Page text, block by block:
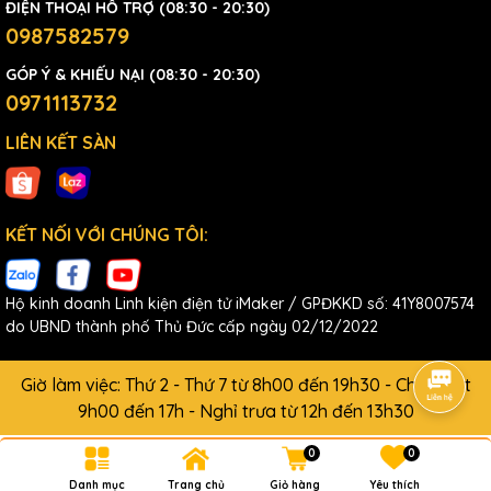
ĐIỆN THOẠI HỖ TRỢ (08:30 - 20:30)
0987582579
GÓP Ý & KHIẾU NẠI (08:30 - 20:30)
0971113732
LIÊN KẾT SÀN
KẾT NỐI VỚI CHÚNG TÔI:
Hộ kinh doanh Linh kiện điện tử iMaker / GPĐKKD số: 41Y8007574
do UBND thành phố Thủ Đức cấp ngày 02/12/2022
Giờ làm việc: Thứ 2 - Thứ 7 từ 8h00 đến 19h30 - Chủ Nhật
9h00 đến 17h - Nghỉ trưa từ 12h đến 13h30
Danh mục Trang chủ Giỏ hàng
0
Yêu thích
0